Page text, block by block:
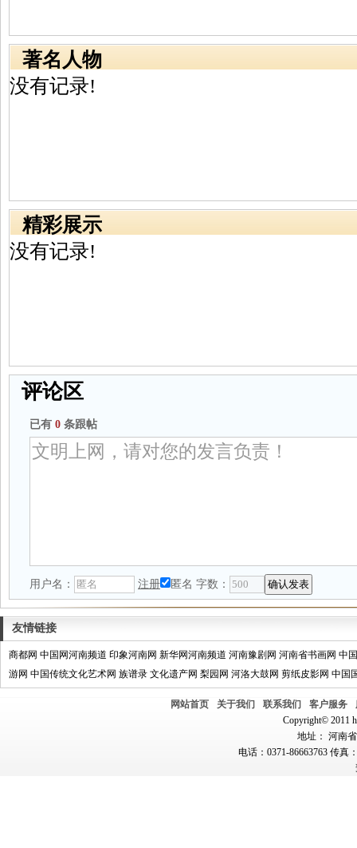
著名人物
没有记录!
精彩展示
没有记录!
评论区
已有 0 条跟帖
用户名： 注册 匿名 字数：
友情链接
商都网 中国网河南频道 印象河南网 新华网河南频道 河南豫剧网 河南省书画网 中
游网 中国传统文化艺术网 族谱录 文化遗产网 梨园网 河洛大鼓网 剪纸皮影网 中国
网站首页 关于我们 联系我们 客户服务
Copyright© 2011
地址： 河南
电话：0371-86663763 传真